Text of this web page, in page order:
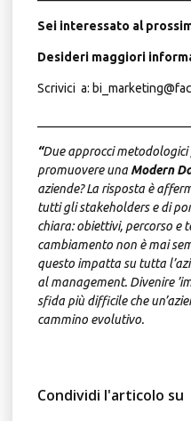
Sei interessato al
Desideri maggiori
Scrivici a:
“Due approcci metodologici
promuovere una Modern
aziende? La risposta è
tutti gli stakeholders e di
chiara: obiettivi, percorso e
cambiamento non è mai
questo impatta su tutta
al management. Divenire
sfida più difficile che
cammino evolutivo.
Condividi l'articolo su